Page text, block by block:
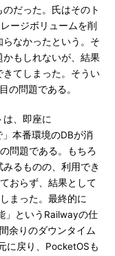
だった。氏はそのト
ージボリュームを削
なかったという。そ
かもしれないが、結果
てしまった。そうい
の問題である。
、即座に
本番環境のDBが消
問題である。もちろ
るものの、利用でき
おらず、結果として
まった。最終的に
」というRailwayの仕
余りのダウンタイム
に戻り、PocketOSも